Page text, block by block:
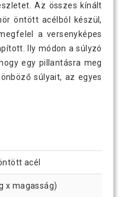
Az összes kínált
öntött acélból készül,
a versenyképes
Ily módon a súlyzó
egy pillantásra meg
súlyait, az egyes
acél
x magasság)